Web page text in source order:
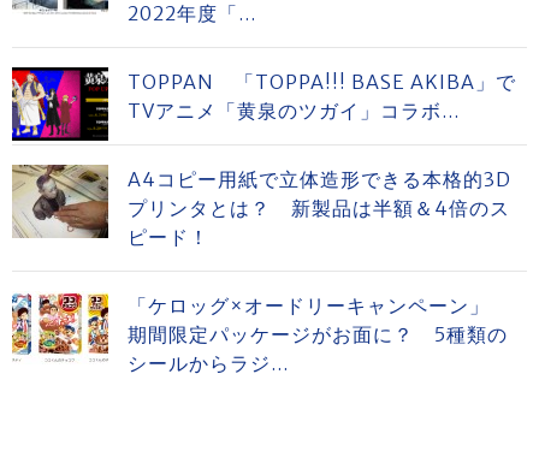
2022年度「...
TOPPAN 「TOPPA!!! BASE AKIBA」で
TVアニメ「黄泉のツガイ」コラボ...
A4コピー用紙で立体造形できる本格的3D
プリンタとは？ 新製品は半額＆4倍のス
ピード！
「ケロッグ×オードリーキャンペーン」
期間限定パッケージがお面に？ 5種類の
シールからラジ...